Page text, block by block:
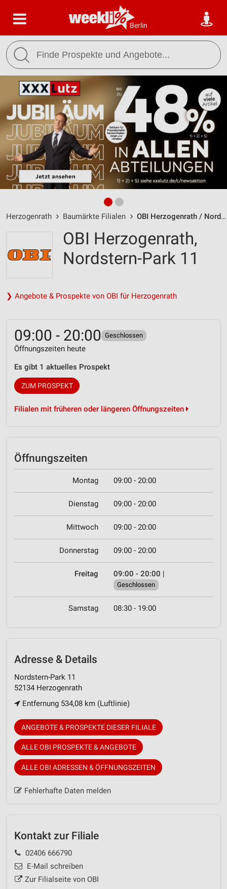
Berlin
Herzogenrath Baumärkte Filialen OBI Herzogenrath / Nordstern-Park 11 - Öffnungszeiten & Adresse
OBI Herzogenrath,
Nordstern-Park 11
❯ Angebote & Prospekte von OBI für Herzogenrath
09:00 - 20:00 Geschlossen
Öffnungszeiten heute
Es gibt 1 aktuelles Prospekt
ZUM PROSPEKT
Filialen mit früheren oder längeren Öffnungszeiten
Öffnungszeiten
Montag 09:00 - 20:00
Dienstag 09:00 - 20:00
Mittwoch 09:00 - 20:00
Donnerstag 09:00 - 20:00
Freitag 09:00 - 20:00 |
Geschlossen
Samstag 08:30 - 19:00
Adresse & Details
Nordstern-Park 11
52134 Herzogenrath
Entfernung 534,08 km (Luftlinie)
ANGEBOTE & PROSPEKTE DIESER FILIALE
ALLE OBI PROSPEKTE & ANGEBOTE
ALLE OBI ADRESSEN & ÖFFNUNGSZEITEN
Fehlerhafte Daten melden
Kontakt zur Filiale
02406 666790
E-Mail schreiben
Zur Filialseite von OBI